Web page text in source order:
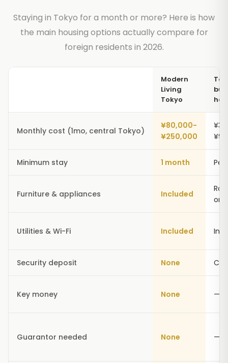
Staying in Tokyo for a month or more? Here is how
the main housing options actually compare for
foreign residents in 2026.
Modern
Living
Tokyo
Monthly cost (1mo, central Tokyo)
¥80,000-
¥250,000
Minimum stay 1 month Per
Furniture & appliances Included
only
Utilities & Wi-Fi Included
Security deposit None
Key money None —
Guarantor needed None —